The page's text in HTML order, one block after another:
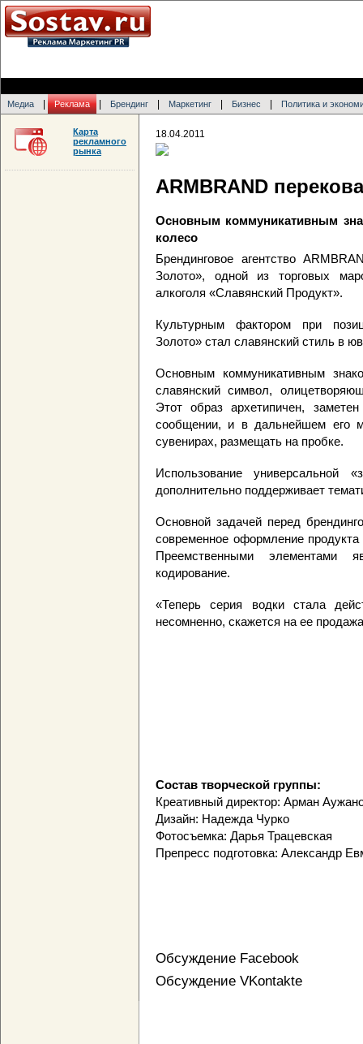
Медиа Реклама Брендинг Маркетинг Бизнес Политика и
18.04.2011
ARMBRAND
Основным коммуникативным
колесо
Брендинговое агентство
Золото», одной из торговых
алкоголя «Славянский Продукт».
Культурным фактором при
Золото» стал славянский стиль в
Основным коммуникативным
славянский символ,
Этот образ архетипичен,
сообщении, и в дальнейшем его
сувенирах, размещать на пробке.
Использование универсальной
дополнительно поддерживает
Основной задачей перед
современное оформление
Преемственными элементами
кодирование.
«Теперь серия водки стала
несомненно, скажется на ее
Состав творческой группы:
Креативный директор: Арман
Дизайн: Надежда Чурко
Фотосъемка: Дарья Трацевская
Препресс подготовка: Александр
Обсуждение Facebook
Обсуждение VKontakte
Карта
рекламного
рынка